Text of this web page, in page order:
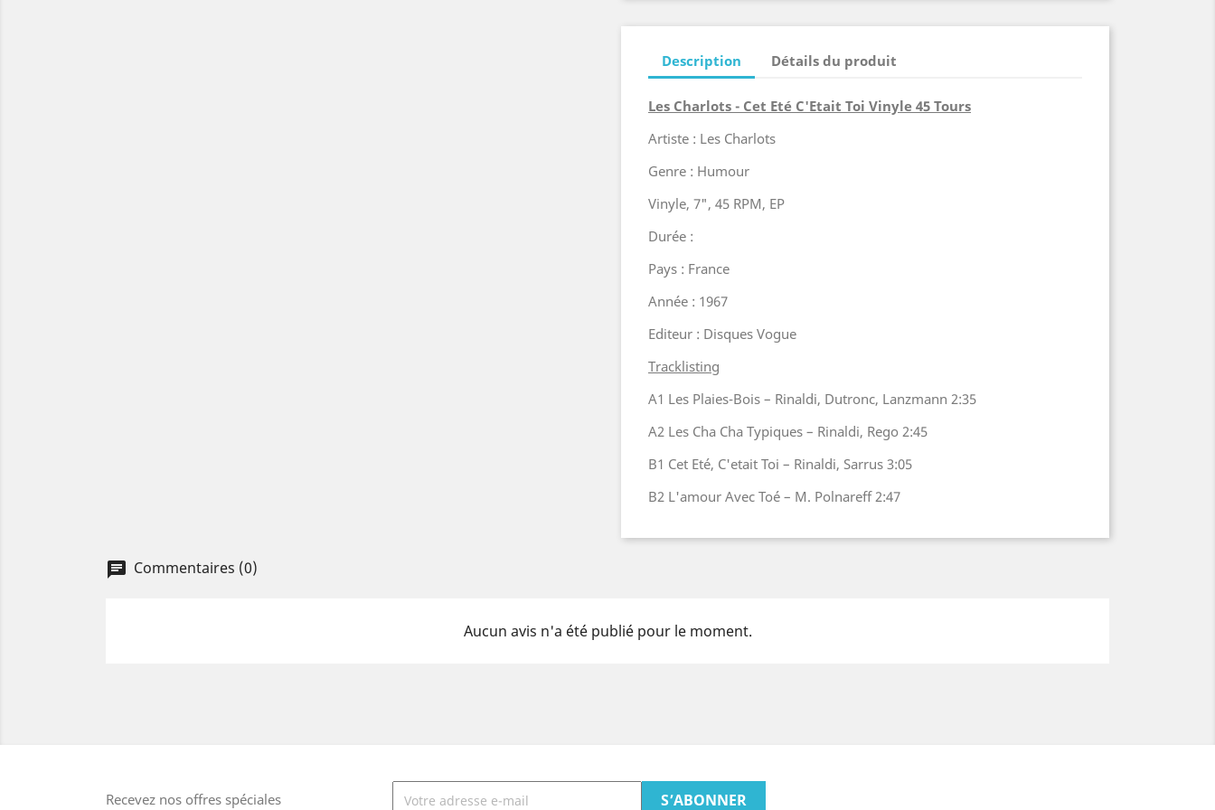
Description Détails du produit
Les Charlots - Cet Eté C'Etait Toi Vinyle 45 Tours
Artiste : Les Charlots
Genre : Humour
Vinyle, 7", 45 RPM, EP
Durée :
Pays : France
Année : 1967
Editeur : Disques Vogue
Tracklisting
A1 Les Plaies-Bois – Rinaldi, Dutronc, Lanzmann 2:35
A2 Les Cha Cha Typiques – Rinaldi, Rego 2:45
B1 Cet Eté, C'etait Toi – Rinaldi, Sarrus 3:05
B2 L'amour Avec Toé – M. Polnareff 2:47
Commentaires (0)
Aucun avis n'a été publié pour le moment.
Recevez nos offres spéciales